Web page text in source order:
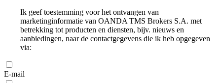
Ik geef toestemming voor het ontvangen van
marketinginformatie van OANDA TMS Brokers S.A. met
betrekking tot producten en diensten, bijv. nieuws en
aanbiedingen, naar de contactgegevens die ik heb opgegeven
via:
E-mail